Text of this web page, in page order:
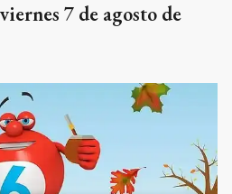
7 de agosto de